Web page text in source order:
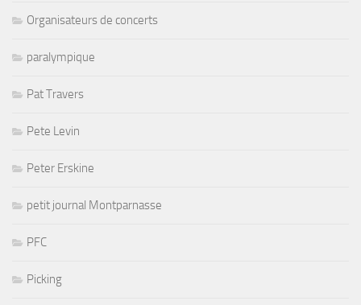
Organisateurs de concerts
paralympique
Pat Travers
Pete Levin
Peter Erskine
petit journal Montparnasse
PFC
Picking